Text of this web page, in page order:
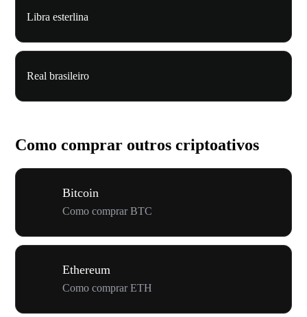
Libra esterlina
Real brasileiro
Como comprar outros criptoativos
Bitcoin
Como comprar BTC
Ethereum
Como comprar ETH